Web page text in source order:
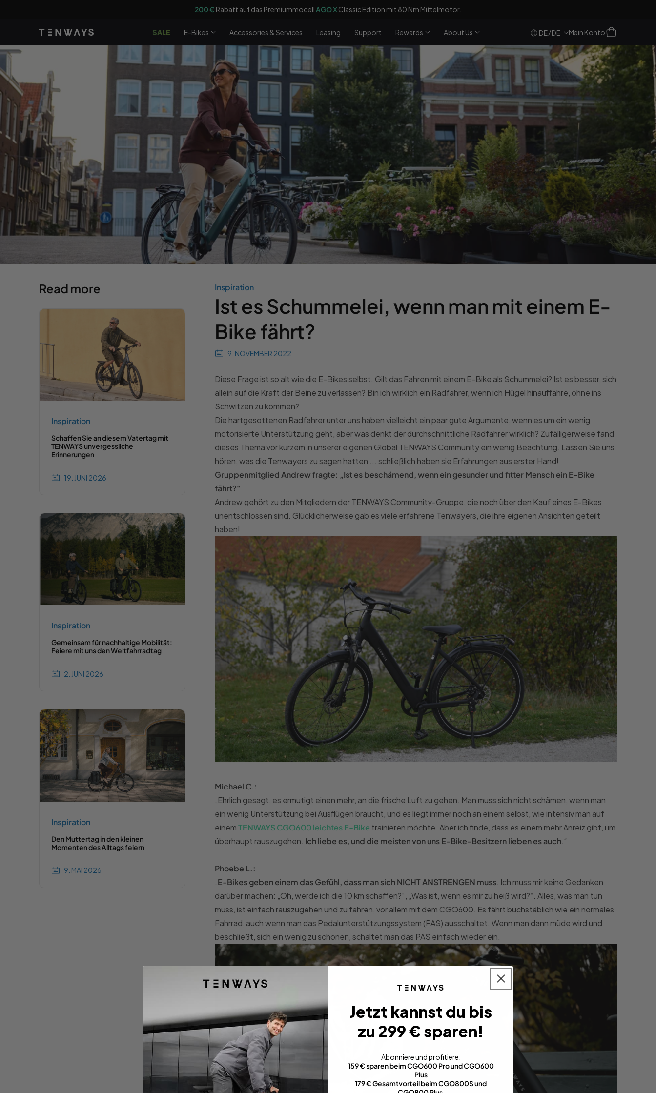
Rabatt und ein kostenloser Heckgepäckträger im Wert von 59 € beim Kauf desCGO600 Pro|Plus
SALE E-Bikes Accessories & Services Leasing Support Rewards About Us DE/DE Mein Konto
EinloggenWarenkorb
Inspiration
Ist es Schummelei, wenn man mit einem E-
Bike fährt?
9. NOVEMBER 2022
Diese Frage ist so alt wie die E-Bikes selbst. Gilt das Fahren mit einem E-Bike als Schummelei? Ist es besser, sich
allein auf die Kraft der Beine zu verlassen? Bin ich wirklich ein Radfahrer, wenn ich Hügel hinauffahre, ohne ins
Schwitzen zu kommen?
Die hartgesottenen Radfahrer unter uns haben vielleicht ein paar gute Argumente, wenn es um ein wenig
motorisierte Unterstützung geht, aber was denkt der durchschnittliche Radfahrer wirklich? Zufälligerweise fand
dieses Thema vor kurzem in unserer eigenen Global TENWAYS Community ein wenig Beachtung. Lassen Sie uns
hören, was die Tenwayers zu sagen hatten ... schließlich haben sie Erfahrungen aus erster Hand!
Gruppenmitglied Andrew fragte: „Ist es beschämend, wenn ein gesunder und fitter Mensch ein E-Bike
fährt?“
Andrew gehört zu den Mitgliedern der TENWAYS Community-Gruppe, die noch über den Kauf eines E-Bikes
unentschlossen sind. Glücklicherweise gab es viele erfahrene Tenwayers, die ihre eigenen Ansichten geteilt
haben!
Michael C.:
„Ehrlich gesagt, es ermutigt einen mehr, an die frische Luft zu gehen. Man muss sich nicht schämen, wenn man
ein wenig Unterstützung bei Ausflügen braucht, und es liegt immer noch an einem selbst, wie intensiv man auf
einemTENWAYS CGO600 leichtes E-Bike trainieren möchte. Aber ich finde, dass es einem mehr Anreiz gibt, um
überhaupt rauszugehen. Ich liebe es, und die meisten von uns E-Bike-Besitzern lieben es auch .“
Phoebe L.:
E-Bikes geben einem das Gefühl, dass man sich NICHT ANSTRENGEN muss . Ich muss mir keine Gedanken
darüber machen: „Oh, werde ich die 10 km schaffen?“, „Was ist, wenn es mir zu heiß wird?“. Alles, was man tun
muss, ist einfach rauszugehen und zu fahren, vor allem mit dem CGO600. Es fährt buchstäblich wie ein normales
Fahrrad, auch wenn man das Pedalunterstützungssystem (PAS) ausschaltet. Wenn man dann müde wird und
beschließt, sich ein wenig zu schonen, schaltet man das PAS einfach wieder ein.
Read more
Inspiration
Schaffen Sie an diesem Vatertag mit
TENWAYS unvergessliche
Erinnerungen
19. JUNI 2026
Inspiration
Gemeinsam für nachhaltige Mobilität:
Feiere mit uns den Weltfahrradtag
2. JUNI 2026
Inspiration
Den Muttertag in den kleinen
Momenten des Alltags feiern
9. MAI 2026
Jetzt kannst du bis
zu 299 € sparen!
Abonniere und profitiere:
159 € sparen beim CGO600 Pro und CGO600
Plus
179 € Gesamtvorteil beim CGO800S und